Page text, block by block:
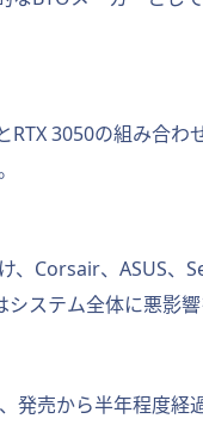
3050の組み合わ
、Corsair、ASUS
ステム全体に悪影響
発売から半年程度